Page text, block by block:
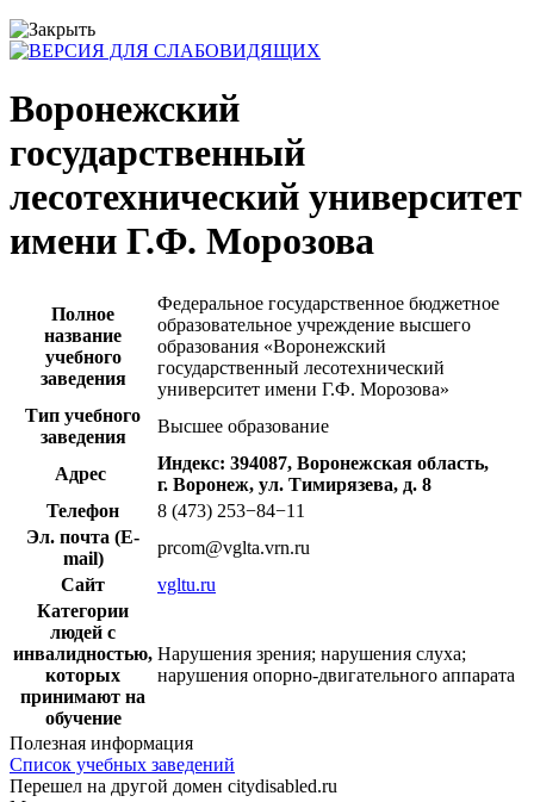
Воронежский
государственный
лесотехнический университет
имени Г.Ф. Морозова
Полное
название
учебного
заведения
Федеральное государственное бюджетное
образовательное учреждение высшего
образования «Воронежский
государственный лесотехнический
университет имени Г.Ф. Морозова»
Тип учебного
заведения
Высшее образование
Адрес
Индекс: 394087, Воронежская область,
г. Воронеж, ул. Тимирязева, д. 8
Телефон
8 (473) 253−84−11
Эл. почта (E-
mail)
prcom@vglta.vrn.ru
Сайт
vgltu.ru
Категории
людей с
инвалидностью,
которых
принимают на
обучение
Нарушения зрения; нарушения слуха;
нарушения опорно-двигательного аппарата
Полезная информация
Список учебных заведений
Перешел на другой домен citydisabled.ru